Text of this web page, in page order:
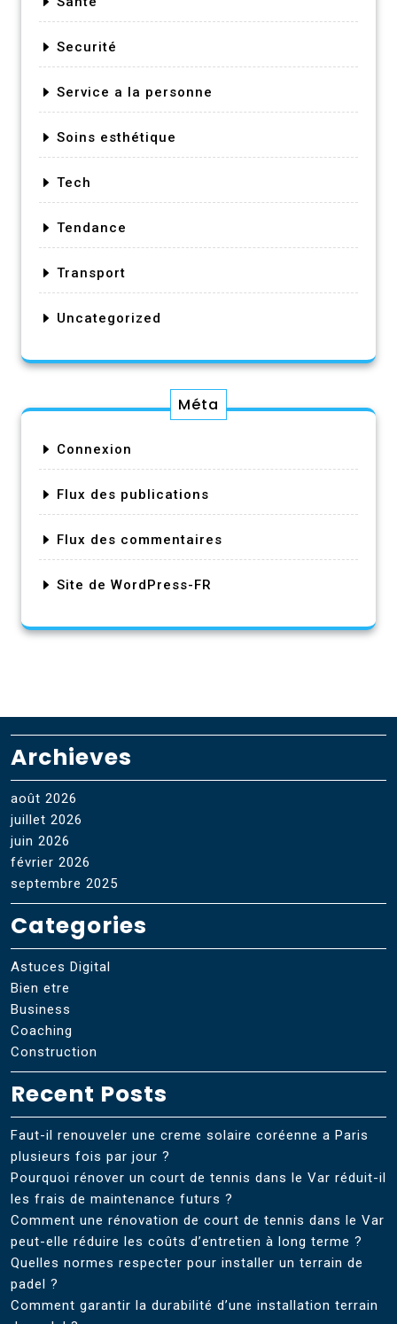
Securité
Service a la personne
Soins esthétique
Tech
Tendance
Transport
Uncategorized
Méta
Connexion
Flux des publications
Flux des commentaires
Site de WordPress-FR
Archieves
août 2026
juillet 2026
juin 2026
février 2026
septembre 2025
Categories
Astuces Digital
Bien etre
Business
Coaching
Construction
Recent Posts
Faut-il renouveler une creme solaire coréenne a Paris
plusieurs fois par jour ?
Pourquoi rénover un court de tennis dans le Var réduit-il
les frais de maintenance futurs ?
Comment une rénovation de court de tennis dans le Var
peut-elle réduire les coûts d’entretien à long terme ?
Quelles normes respecter pour installer un terrain de
padel ?
Comment garantir la durabilité d’une installation terrain